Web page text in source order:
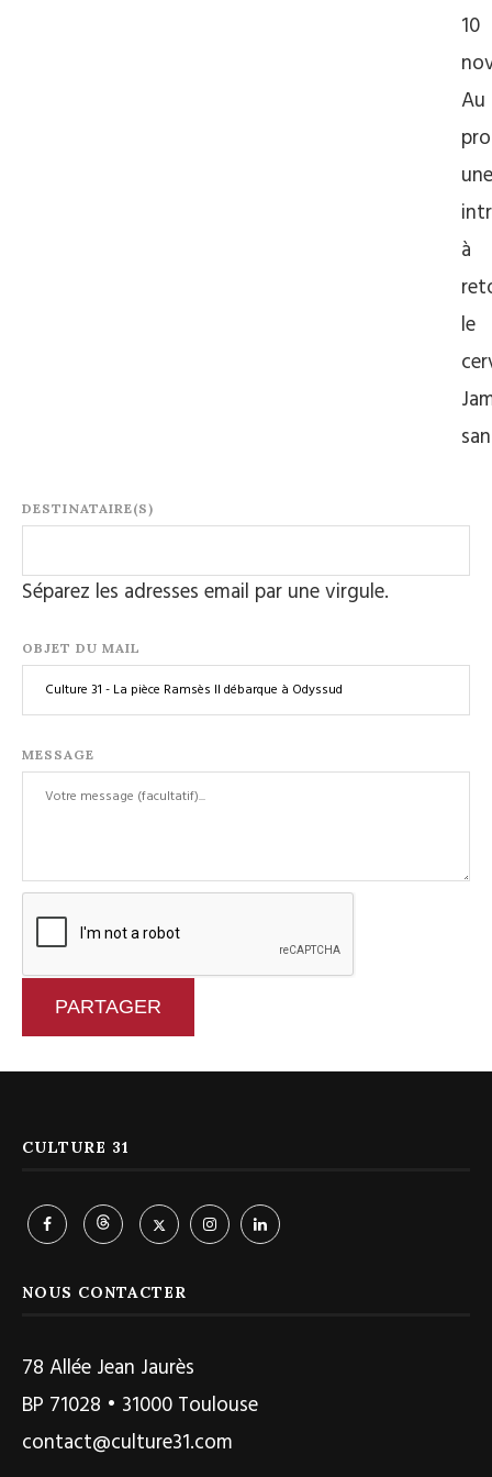
10
Au
une
à
le
DESTINATAIRE(S)
Séparez les adresses email par une virgule.
OBJET DU MAIL
MESSAGE
PARTAGER
CULTURE 31
NOUS CONTACTER
78 Allée Jean Jaurès
BP 71028 • 31000 Toulouse
contact@culture31.com